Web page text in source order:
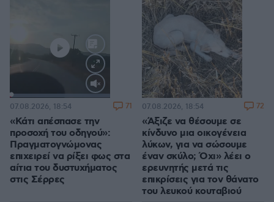
Loaded:
100.00%
«Κάτι απέσπασε την
προσοχή του οδηγού»:
Πραγματογνώμονας
επιχειρεί να ρίξει φως στα
αίτια του δυστυχήματος
στις Σέρρες
07.08.2026, 18:54 71
«Άξιζε να θέσουμε σε
κίνδυνο μια οικογένεια
λύκων, για να σώσουμε
έναν σκύλο; Όχι» λέει ο
ερευνητής μετά τις
επικρίσεις για τον θάνατο
του λευκού κουταβιού
07.08.2026, 18:54 72